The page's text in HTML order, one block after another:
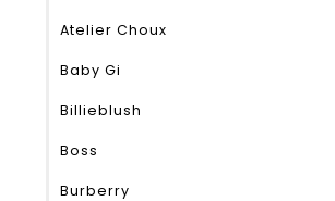
Atelier Choux
Baby Gi
Billieblush
Boss
Burberry